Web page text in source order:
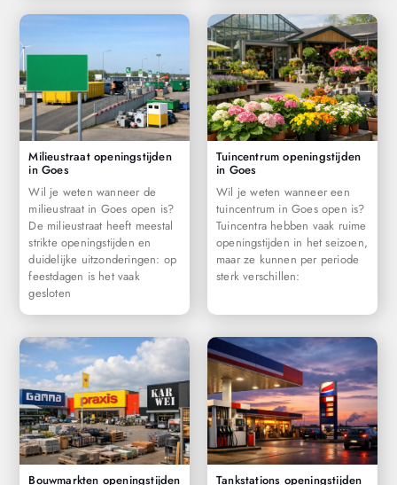
Milieustraat openingstijden
in Goes
Wil je weten wanneer de
milieustraat in Goes open is?
De milieustraat heeft meestal
strikte openingstijden en
duidelijke uitzonderingen: op
feestdagen is het vaak
gesloten
Tuincentrum openingstijden
in Goes
Wil je weten wanneer een
tuincentrum in Goes open is?
Tuincentra hebben vaak ruime
openingstijden in het seizoen,
maar ze kunnen per periode
sterk verschillen:
Bouwmarkten openingstijden Tankstations openingstijden